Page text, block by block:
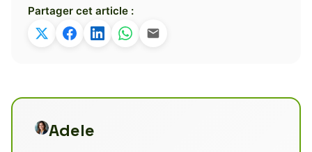
Partager cet article :
Adele